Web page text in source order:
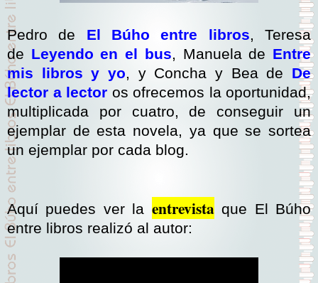
Pedro de El Búho entre libros, Teresa
de Leyendo en el bus, Manuela de Entre
mis libros y yo, y Concha y Bea de De
lector a lector os ofrecemos la oportunidad,
multiplicada por cuatro, de conseguir un
ejemplar de esta novela, ya que se sortea
un ejemplar por cada blog.
Aquí puedes ver la entrevistaque El Búho
entre libros realizó al autor: